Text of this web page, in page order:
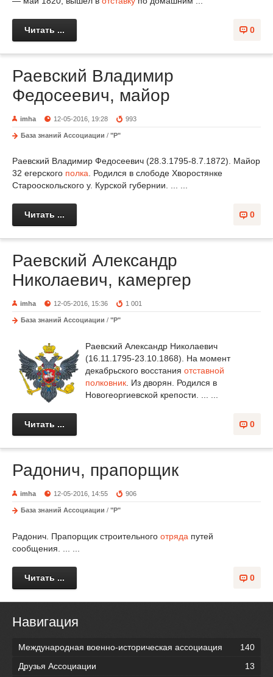
0
Читать ...
Раевский Владимир
Федосеевич, майор
imha 12-05-2016, 19:28 993
База знаний Ассоциации / "Р"
Раевский Владимир Федосеевич (28.3.1795-8.7.1872). Майор
32 егерского полка. Родился в слободе Хворостянке
Старооскольского у. Курской губернии. ... ...
0
Читать ...
Раевский Александр
Николаевич, камергер
imha 12-05-2016, 15:36 1 001
База знаний Ассоциации / "Р"
Раевский Александр Николаевич
(16.11.1795-23.10.1868). На момент
декабрьского восстания отставной
полковник . Из дворян. Родился в
Новогеоргиевской крепости. ... ...
0
Читать ...
Радонич, прапорщик
imha 12-05-2016, 14:55 906
База знаний Ассоциации / "Р"
Радонич. Прапорщик строительного отряда путей
сообщения. ... ...
0
Читать ...
Навигация
Международная военно-историческая ассоциация
140
Друзья Ассоциации
13